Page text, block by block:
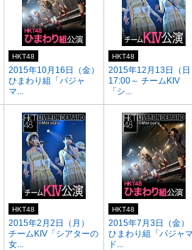
2015年10月16日（金）
ひまわり組「パジャ
マ...
HKT48
2015年12月13日（日
17:00～ チームKIV
「シ...
HKT48
2015年2月2日（月）
チームKIV「シアターの
女...
HKT48
2015年7月3日（金）
ひまわり組「パジャマ
ド...
HKT48